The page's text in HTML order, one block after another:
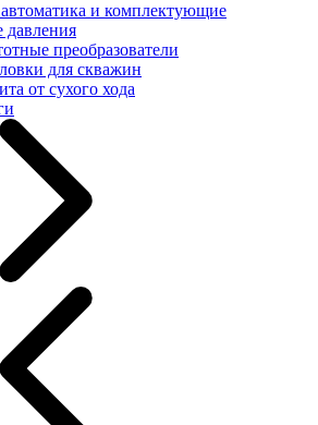
и комплектующие
давления
преобразователи
для скважин
от сухого хода